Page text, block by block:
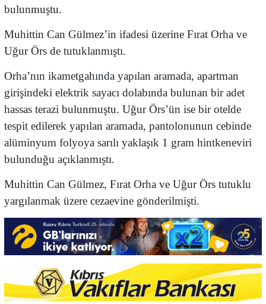
bulunmuştu.
Muhittin Can Gülmez’in ifadesi üzerine Fırat Orha ve
Uğur Örs de tutuklanmıştı.
Orha’nın ikametgahında yapılan aramada, apartman
girişindeki elektrik sayacı dolabında bulunan bir adet
hassas terazi bulunmuştu. Uğur Örs’ün ise bir otelde
tespit edilerek yapılan aramada, pantolonunun cebinde
alüminyum folyoya sarılı yaklaşık 1 gram hintkeneviri
bulunduğu açıklanmıştı.
Muhittin Can Gülmez, Fırat Orha ve Uğur Örs tutuklu
yargılanmak üzere cezaevine gönderilmişti.